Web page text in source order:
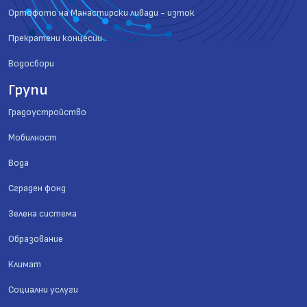
Ортофото на Манастирски ливади - изток
Прекратени концесии
Водосбори
Групи
Градоустройство
Мобилност
Вода
Сграден фонд
Зелена система
Образование
Климат
Социални услуги